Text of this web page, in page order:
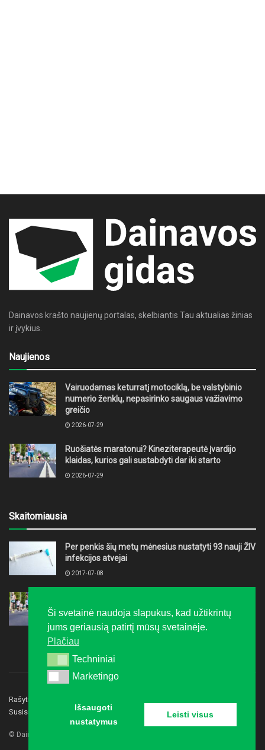
Dainavos krašto naujienų portalas, skelbiantis Tau aktualias žinias
ir įvykius.
Naujienos
Vairuodamas keturratį motociklą, be valstybinio
numerio ženklų, nepasirinko saugaus važiavimo
greičio
2026-07-29
Ruošiatės maratonui? Kineziterapeutė įvardijo
klaidas, kurios gali sustabdyti dar iki starto
2026-07-29
Skaitomiausia
Per penkis šių metų mėnesius nustatyti 93 nauji ŽIV
infekcijos atvejai
2017-07-08
klaidas, kurios gali sustabdyti dar iki starto
2026-07-29
Rašyti redakcijai
Susisiekite
© Dainavos gidas
Ši svetainė naudoja slapukus, kad užtikrintų
jums geriausią patirtį mūsų svetainėje.
Plačiau
Techniniai
Techniniai
Marketingo
Marketingo
Išsaugoti
nustatymus
Leisti visus